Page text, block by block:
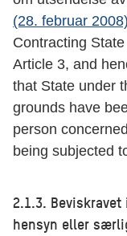
(28. februar
Contracting
Article 3, and
that State under
grounds have
person
being subjected
2.1.3.
hensyn eller